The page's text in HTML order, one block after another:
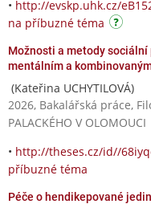
• http://evskp.uhk.cz/
na příbuzné téma
Možnosti a metody sociální
mentálním a
(Kateřina UCHYTILOVÁ)
2026, Bakalářská práce,
PALACKÉHO V OLOMOUCI
• http://theses.cz/id//
příbuzné téma
Péče o hendikepované